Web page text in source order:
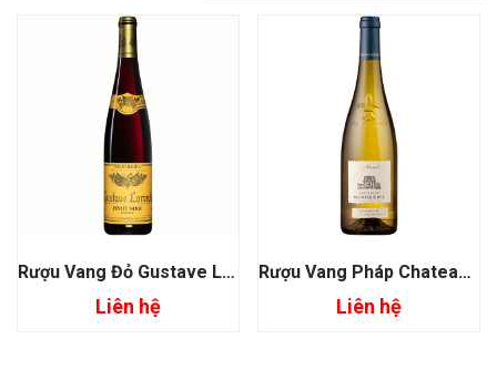
Rượu Vang Đỏ Gustave Lorentz Pinot Noir
Liên hệ
Rượu Vang Pháp Chateau De Montgueret Saumur
Liên hệ